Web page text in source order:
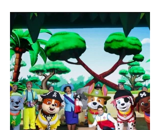
experiencias laborales forman parte de la
realidad de miles de trabajadores, Trabajo
de Monos – Reflexiones de la Selva
Corporativa, del autor Mauricio Eduardo
Medina, ha trascendido el ámbito editorial